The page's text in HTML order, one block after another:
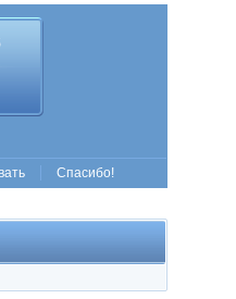
Спасибо!